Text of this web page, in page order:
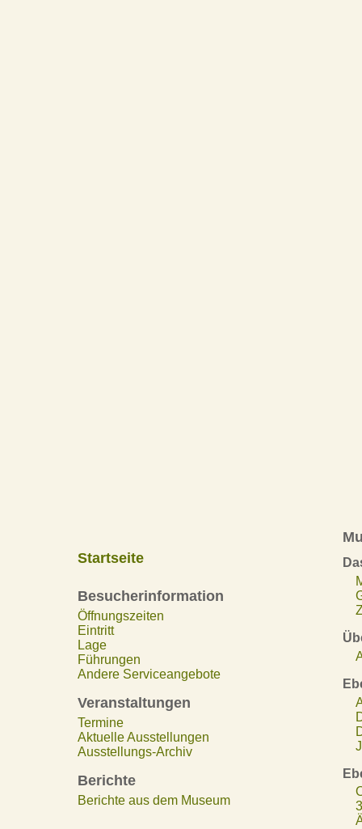
Startseite
Besucherinformation
Öffnungszeiten
Eintritt
Lage
Führungen
Andere Serviceangebote
Veranstaltungen
Termine
Aktuelle Ausstellungen
Ausstellungs-Archiv
Berichte
Berichte aus dem Museum